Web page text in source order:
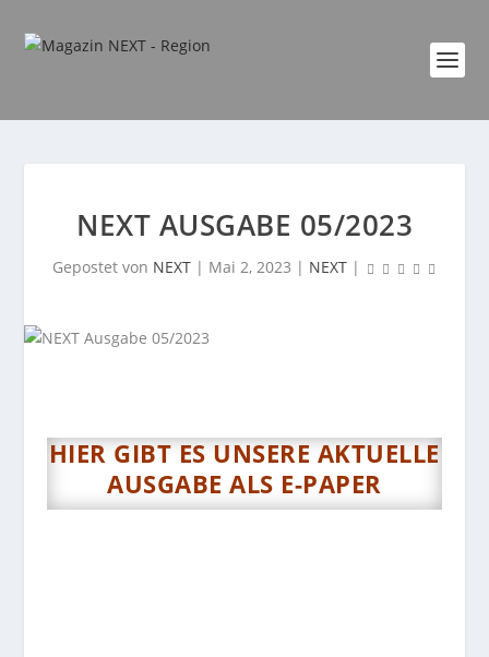
NEXT AUSGABE 05/2023
Gepostet von NEXT | Mai 2, 2023 | NEXT |
HIER GIBT ES UNSERE AKTUELLE
AUSGABE ALS E-PAPER